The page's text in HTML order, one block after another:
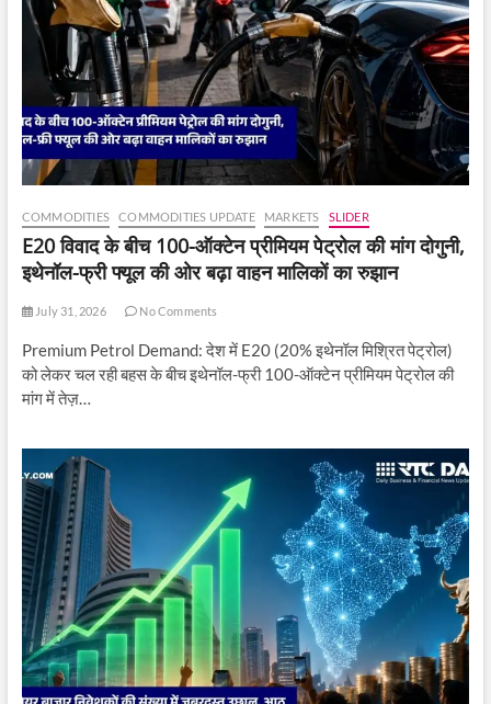
COMMODITIES COMMODITIES UPDATE MARKETS SLIDER
E20 विवाद के बीच 100-ऑक्टेन प्रीमियम पेट्रोल की मांग दोगुनी,
इथेनॉल-फ्री फ्यूल की ओर बढ़ा वाहन मालिकों का रुझान
July 31, 2026 No Comments
Premium Petrol Demand: देश में E20 (20% इथेनॉल मिश्रित पेट्रोल)
को लेकर चल रही बहस के बीच इथेनॉल-फ्री 100-ऑक्टेन प्रीमियम पेट्रोल की
मांग में तेज़…